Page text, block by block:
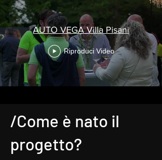
AUTO VEGA Villa Pisani
Riproduci Video
/Come è nato il
progetto?